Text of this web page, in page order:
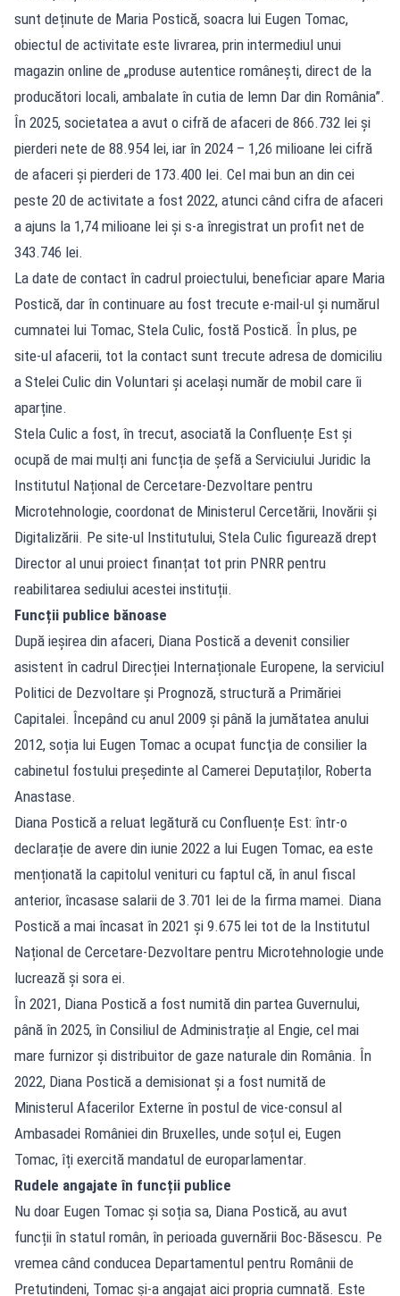
sunt deținute de Maria Postică, soacra lui Eugen Tomac,
obiectul de activitate este livrarea, prin intermediul unui
magazin online de „produse autentice românești, direct de la
producători locali, ambalate în cutia de lemn Dar din România”.
În 2025, societatea a avut o cifră de afaceri de 866.732 lei și
pierderi nete de 88.954 lei, iar în 2024 – 1,26 milioane lei cifră
de afaceri și pierderi de 173.400 lei. Cel mai bun an din cei
peste 20 de activitate a fost 2022, atunci când cifra de afaceri
a ajuns la 1,74 milioane lei și s-a înregistrat un profit net de
343.746 lei.
La date de contact în cadrul proiectului, beneficiar apare Maria
Postică, dar în continuare au fost trecute e-mail-ul și numărul
cumnatei lui Tomac, Stela Culic, fostă Postică. În plus, pe
site-ul afacerii, tot la contact sunt trecute adresa de domiciliu
a Stelei Culic din Voluntari și același număr de mobil care îi
aparține.
Stela Culic a fost, în trecut, asociată la Confluențe Est și
ocupă de mai mulți ani funcția de șefă a Serviciului Juridic la
Institutul Național de Cercetare-Dezvoltare pentru
Microtehnologie, coordonat de Ministerul Cercetării, Inovării și
Digitalizării. Pe site-ul Institutului, Stela Culic figurează drept
Director al unui proiect finanțat tot prin PNRR pentru
reabilitarea sediului acestei instituții.
Funcții publice bănoase
După ieșirea din afaceri, Diana Postică a devenit consilier
asistent în cadrul Direcției Internaționale Europene, la serviciul
Politici de Dezvoltare și Prognoză, structură a Primăriei
Capitalei. Începând cu anul 2009 și până la jumătatea anului
2012, soția lui Eugen Tomac a ocupat funcţia de consilier la
cabinetul fostului președinte al Camerei Deputaților, Roberta
Anastase.
Diana Postică a reluat legătură cu Confluențe Est: într-o
declarație de avere din iunie 2022 a lui Eugen Tomac, ea este
menționată la capitolul venituri cu faptul că, în anul fiscal
anterior, încasase salarii de 3.701 lei de la firma mamei. Diana
Postică a mai încasat în 2021 și 9.675 lei tot de la Institutul
Național de Cercetare-Dezvoltare pentru Microtehnologie unde
lucrează și sora ei.
În 2021, Diana Postică a fost numită din partea Guvernului,
până în 2025, în Consiliul de Administrație al Engie, cel mai
mare furnizor și distribuitor de gaze naturale din România. În
2022, Diana Postică a demisionat și a fost numită de
Ministerul Afacerilor Externe în postul de vice-consul al
Ambasadei României din Bruxelles, unde soțul ei, Eugen
Tomac, îți exercită mandatul de europarlamentar.
Rudele angajate în funcții publice
Nu doar Eugen Tomac și soția sa, Diana Postică, au avut
funcții în statul român, în perioada guvernării Boc-Băsescu. Pe
vremea când conducea Departamentul pentru Românii de
Pretutindeni, Tomac și-a angajat aici propria cumnată. Este